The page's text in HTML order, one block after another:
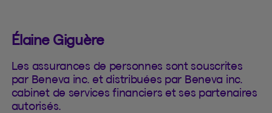
Élaine Giguère
Les assurances de personnes sont souscrites
par Beneva inc. et distribuées par Beneva inc.
cabinet de services financiers et ses partenaires
autorisés.